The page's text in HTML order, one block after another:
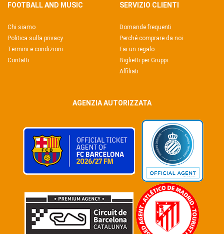
FOOTBALL AND MUSIC
Chi siamo
Politica sulla privacy
Termini e condizioni
Contatti
SERVIZIO CLIENTI
Domande frequenti
Perché comprare da noi
Fai un regalo
Biglietti per Gruppi
Affiliati
AGENZIA AUTORIZZATA